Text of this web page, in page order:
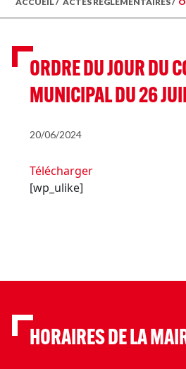
ORDRE DU JOUR DU
MUNICIPAL DU 26
20/06/2024
Télécharger
[wp_ulike]
HORAIRES DE LA